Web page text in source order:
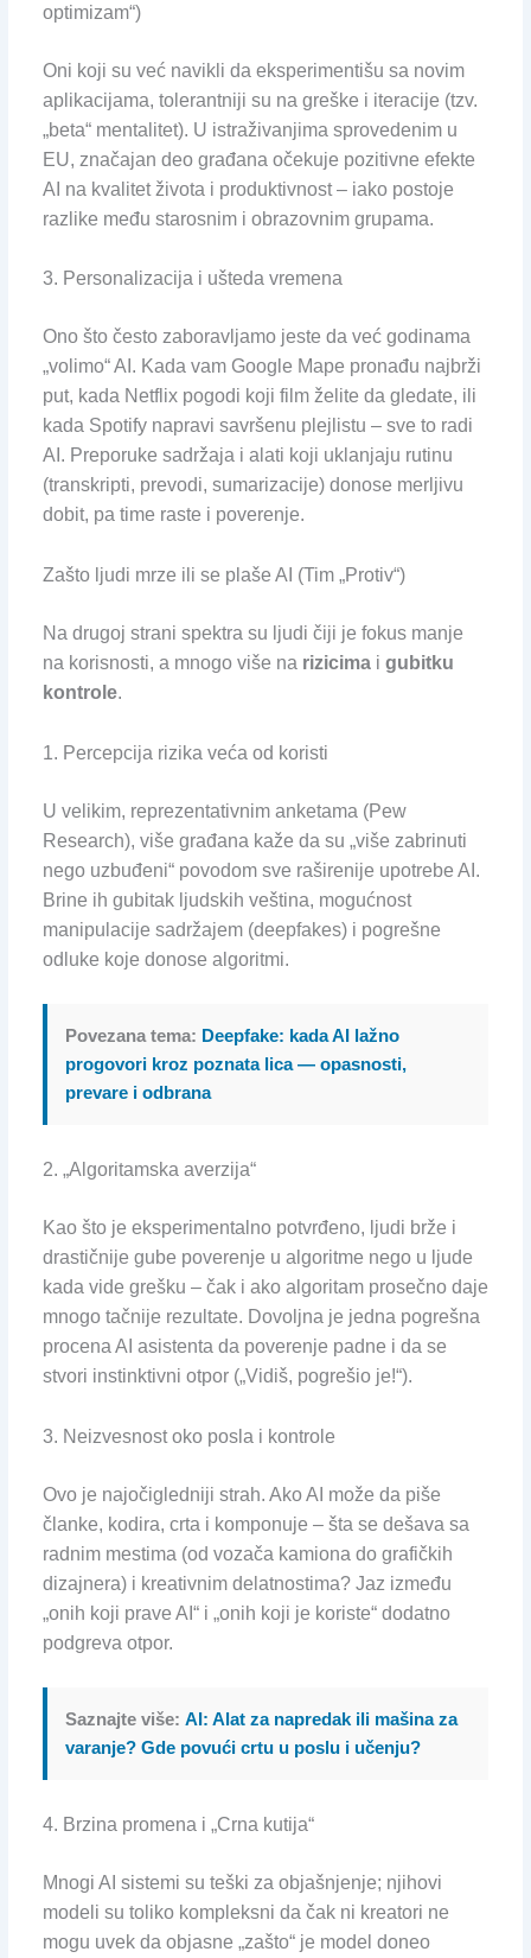
optimizam“)
Oni koji su već navikli da eksperimentišu sa novim
aplikacijama, tolerantniji su na greške i iteracije (tzv.
„beta“ mentalitet). U istraživanjima sprovedenim u
EU, značajan deo građana očekuje pozitivne efekte
AI na kvalitet života i produktivnost – iako postoje
razlike među starosnim i obrazovnim grupama.
3. Personalizacija i ušteda vremena
Ono što često zaboravljamo jeste da već godinama
„volimo“ AI. Kada vam Google Mape pronađu najbrži
put, kada Netflix pogodi koji film želite da gledate, ili
kada Spotify napravi savršenu plejlistu – sve to radi
AI. Preporuke sadržaja i alati koji uklanjaju rutinu
(transkripti, prevodi, sumarizacije) donose merljivu
dobit, pa time raste i poverenje.
Zašto ljudi mrze ili se plaše AI (Tim „Protiv“)
Na drugoj strani spektra su ljudi čiji je fokus manje
na korisnosti, a mnogo više na rizicimai gubitku
kontrole.
1. Percepcija rizika veća od koristi
U velikim, reprezentativnim anketama (Pew
Research), više građana kaže da su „više zabrinuti
nego uzbuđeni“ povodom sve raširenije upotrebe AI.
Brine ih gubitak ljudskih veština, mogućnost
manipulacije sadržajem (deepfakes) i pogrešne
odluke koje donose algoritmi.
Povezana tema: Deepfake: kada AI lažno
progovori kroz poznata lica — opasnosti,
prevare i odbrana
2. „Algoritamska averzija“
Kao što je eksperimentalno potvrđeno, ljudi brže i
drastičnije gube poverenje u algoritme nego u ljude
kada vide grešku – čak i ako algoritam prosečno daje
mnogo tačnije rezultate. Dovoljna je jedna pogrešna
procena AI asistenta da poverenje padne i da se
stvori instinktivni otpor („Vidiš, pogrešio je!“).
3. Neizvesnost oko posla i kontrole
Ovo je najočigledniji strah. Ako AI može da piše
članke, kodira, crta i komponuje – šta se dešava sa
radnim mestima (od vozača kamiona do grafičkih
dizajnera) i kreativnim delatnostima? Jaz između
„onih koji prave AI“ i „onih koji je koriste“ dodatno
podgreva otpor.
Saznajte više: AI: Alat za napredak ili mašina za
varanje? Gde povući crtu u poslu i učenju?
4. Brzina promena i „Crna kutija“
Mnogi AI sistemi su teški za objašnjenje; njihovi
modeli su toliko kompleksni da čak ni kreatori ne
mogu uvek da objasne „zašto“ je model doneo